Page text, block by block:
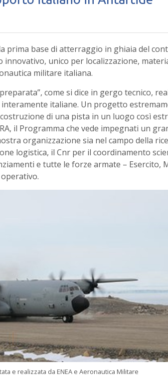
prima base di atterraggio in ghiaia del
innovativo, unico per localizzazione,
militare italiana.
come si dice in gergo tecnico,
italiane. Un progetto
di una pista in un luogo così
il Programma che vede impegnati un
organizzazione sia nel campo della
logistica, il Cnr per il coordinamento
e tutte le forze armate – Esercito,
e realizzata da ENEA e Aeronautica Militare